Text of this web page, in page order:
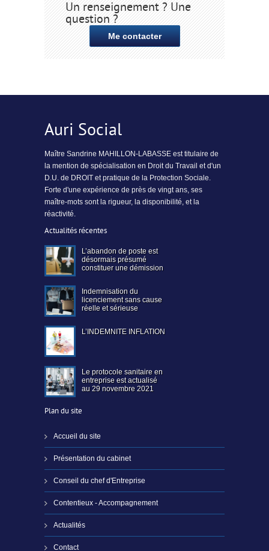
Un renseignement ? Une
question ?
Me contacter
Auri Social
Maître Sandrine MAHILLON-LABASSE est titulaire de
la mention de spécialisation en Droit du Travail et d'un
D.U. de DROIT et pratique de la Protection Sociale.
Forte d'une expérience de près de vingt ans, ses
maître-mots sont la rigueur, la disponibilité, et la
réactivité.
Actualités récentes
L’abandon de poste est
désormais présumé
constituer une démission
Indemnisation du
licenciement sans cause
réelle et sérieuse
L’INDEMNITE INFLATION
Le protocole sanitaire en
entreprise est actualisé
au 29 novembre 2021
Plan du site
Accueil du site
Présentation du cabinet
Conseil du chef d'Entreprise
Contentieux - Accompagnement
Actualités
Contact